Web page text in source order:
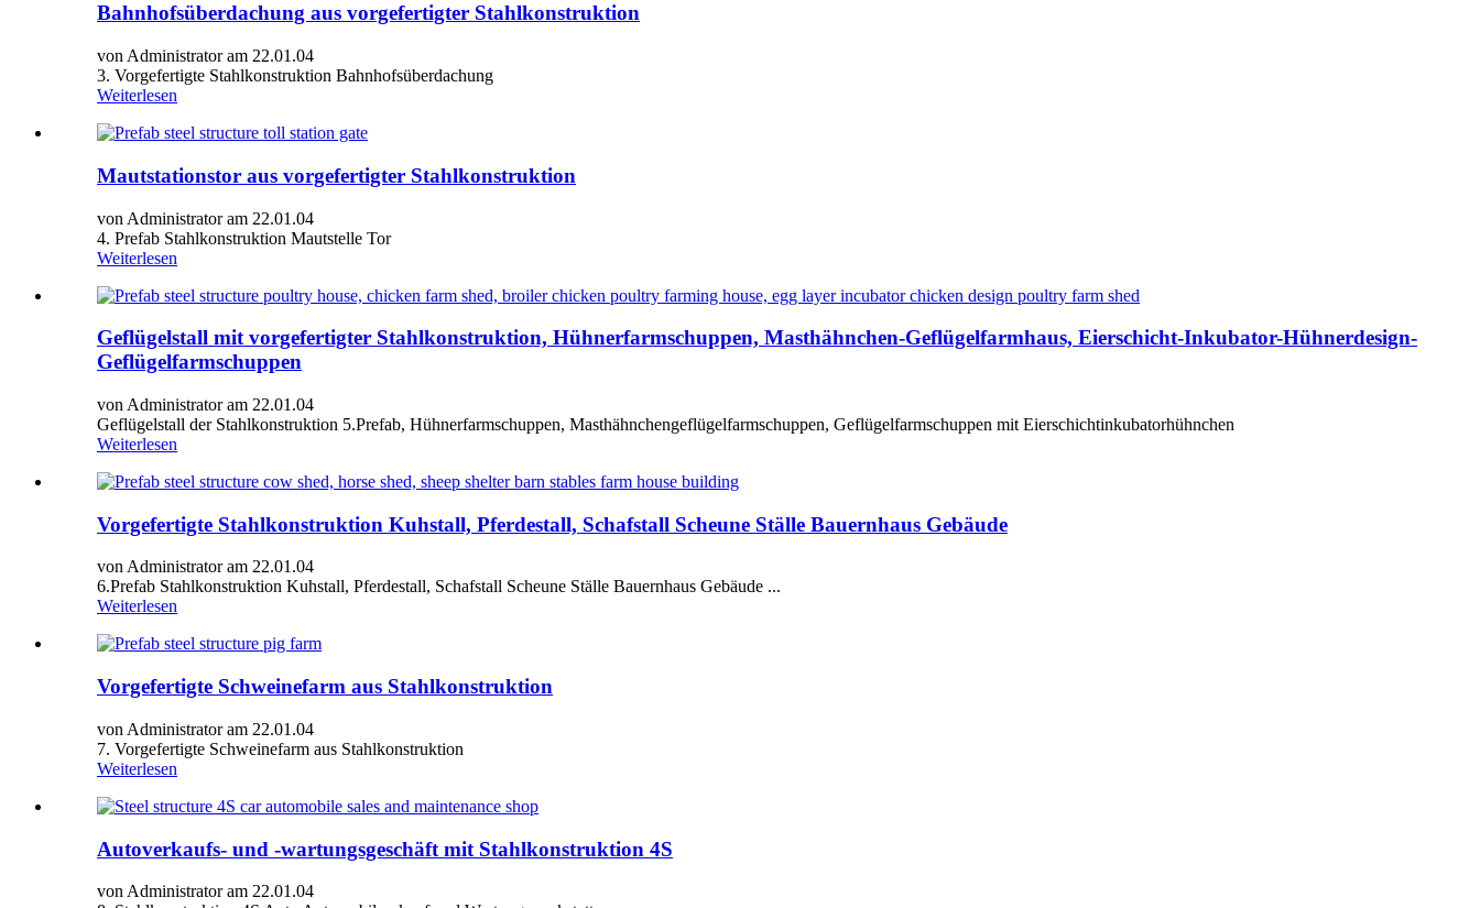
Bahnhofsüberdachung aus vorgefertigter Stahlkonstruktion
von Administrator am 22.01.04
3. Vorgefertigte Stahlkonstruktion Bahnhofsüberdachung
Weiterlesen
Mautstationstor aus vorgefertigter Stahlkonstruktion
von Administrator am 22.01.04
4. Prefab Stahlkonstruktion Mautstelle Tor
Weiterlesen
Geflügelstall mit vorgefertigter Stahlkonstruktion, Hühnerfarmschuppen, Masthähnchen-Geflügelfarmhaus, Eierschicht-Inkubator-Hühnerdesign-
Geflügelfarmschuppen
von Administrator am 22.01.04
Geflügelstall der Stahlkonstruktion 5.Prefab, Hühnerfarmschuppen, Masthähnchengeflügelfarmschuppen, Geflügelfarmschuppen mit Eierschichtinkubatorhühnchen
Weiterlesen
Vorgefertigte Stahlkonstruktion Kuhstall, Pferdestall, Schafstall Scheune Ställe Bauernhaus Gebäude
von Administrator am 22.01.04
6.Prefab Stahlkonstruktion Kuhstall, Pferdestall, Schafstall Scheune Ställe Bauernhaus Gebäude ...
Weiterlesen
Vorgefertigte Schweinefarm aus Stahlkonstruktion
von Administrator am 22.01.04
7. Vorgefertigte Schweinefarm aus Stahlkonstruktion
Weiterlesen
Autoverkaufs- und -wartungsgeschäft mit Stahlkonstruktion 4S
von Administrator am 22.01.04